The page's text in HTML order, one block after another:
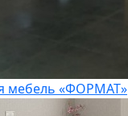
мебель «ФОРМАТ»